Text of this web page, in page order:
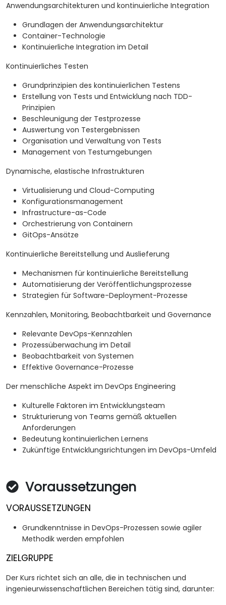
Anwendungsarchitekturen und kontinuierliche Integration
Grundlagen der Anwendungsarchitektur
Container-Technologie
Kontinuierliche Integration im Detail
Kontinuierliches Testen
Grundprinzipien des kontinuierlichen Testens
Erstellung von Tests und Entwicklung nach TDD-
Prinzipien
Beschleunigung der Testprozesse
Auswertung von Testergebnissen
Organisation und Verwaltung von Tests
Management von Testumgebungen
Dynamische, elastische Infrastrukturen
Virtualisierung und Cloud-Computing
Konfigurationsmanagement
Infrastructure-as-Code
Orchestrierung von Containern
GitOps-Ansätze
Kontinuierliche Bereitstellung und Auslieferung
Mechanismen für kontinuierliche Bereitstellung
Automatisierung der Veröffentlichungsprozesse
Strategien für Software-Deployment-Prozesse
Kennzahlen, Monitoring, Beobachtbarkeit und Governance
Relevante DevOps-Kennzahlen
Prozessüberwachung im Detail
Beobachtbarkeit von Systemen
Effektive Governance-Prozesse
Der menschliche Aspekt im DevOps Engineering
Kulturelle Faktoren im Entwicklungsteam
Strukturierung von Teams gemäß aktuellen
Anforderungen
Bedeutung kontinuierlichen Lernens
Zukünftige Entwicklungsrichtungen im DevOps-Umfeld
Voraussetzungen
VORAUSSETZUNGEN
Grundkenntnisse in DevOps-Prozessen sowie agiler
Methodik werden empfohlen
ZIELGRUPPE
Der Kurs richtet sich an alle, die in technischen und
ingenieurwissenschaftlichen Bereichen tätig sind, darunter: